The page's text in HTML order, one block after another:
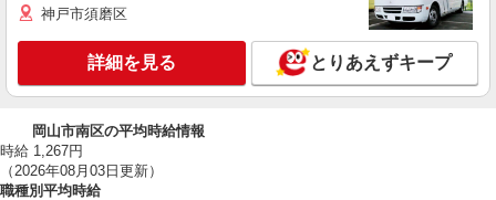
神戸市須磨区
詳細を見る とりあえずキープ
岡山市南区の平均時給情報
時給 1,267円
（2026年08月03日更新）
職種別平均時給